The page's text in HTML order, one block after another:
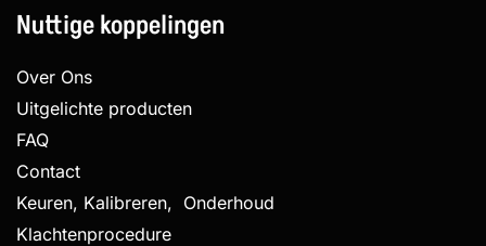
Nuttige koppelingen
Over Ons
Uitgelichte producten
FAQ
Contact
Keuren, Kalibreren, Onderhoud
Klachtenprocedure